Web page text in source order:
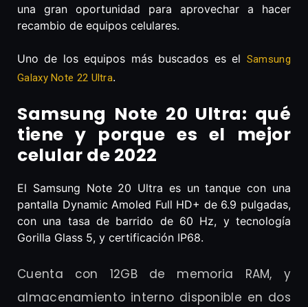
una gran oportunidad para aprovechar a hacer
recambio de equipos celulares.
Uno de los equipos más buscados es el Samsung
Galaxy Note 22 Ultra.
Samsung Note 20 Ultra: qué
tiene y porque es el mejor
celular de 2022
El Samsung Note 20 Ultra es un tanque con una
pantalla Dynamic Amoled Full HD+ de 6.9 pulgadas,
con una tasa de barrido de 60 Hz, y tecnología
Gorilla Glass 5, y certificación IP68.
Cuenta con 12GB de memoria RAM, y
almacenamiento interno disponible en dos